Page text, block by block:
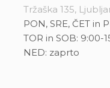
Tržaška 135,
PON, SRE, ČET in
TOR in SOB: 9:00-
NED: zaprto